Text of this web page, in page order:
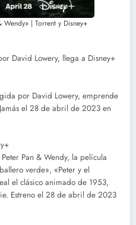
| Torrent y Disney+
David Lowery, llega a Disney+
por David Lowery, emprende
el 28 de abril de 2023 en
Pan & Wendy, la película
verde», «Peter y el
el clásico animado de 1953,
Estreno el 28 de abril de 2023